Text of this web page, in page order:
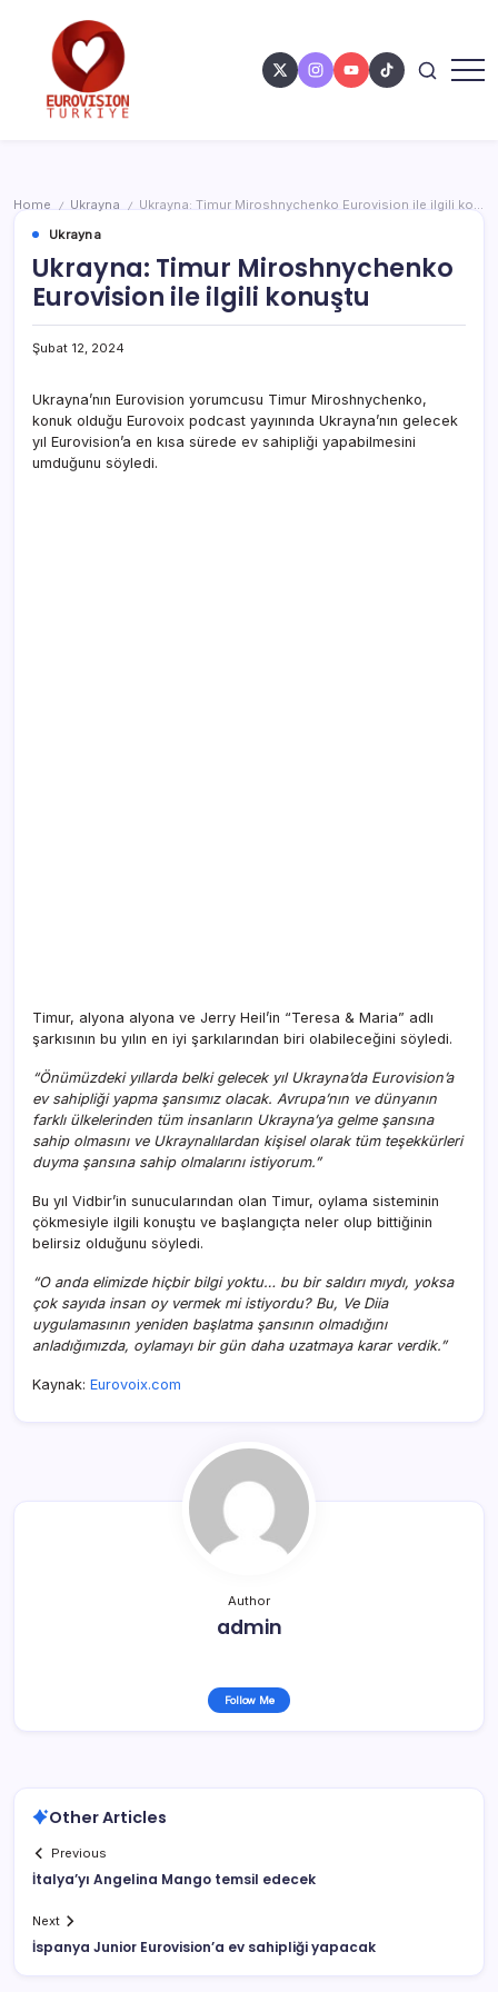
Home / Ukrayna /
Ukrayna: Timur Miroshnychenko Eurovision ile ilgili konuştu
Ukrayna
Ukrayna: Timur Miroshnychenko
Eurovision ile ilgili konuştu
Şubat 12, 2024
Ukrayna’nın Eurovision yorumcusu Timur Miroshnychenko,
konuk olduğu Eurovoix podcast yayınında Ukrayna’nın gelecek
yıl Eurovision’a en kısa sürede ev sahipliği yapabilmesini
umduğunu söyledi.
Timur, alyona alyona ve Jerry Heil’in “Teresa & Maria” adlı
şarkısının bu yılın en iyi şarkılarından biri olabileceğini söyledi.
“Önümüzdeki yıllarda belki gelecek yıl Ukrayna’da Eurovision’a
ev sahipliği yapma şansımız olacak. Avrupa’nın ve dünyanın
farklı ülkelerinden tüm insanların Ukrayna’ya gelme şansına
sahip olmasını ve Ukraynalılardan kişisel olarak tüm teşekkürleri
duyma şansına sahip olmalarını istiyorum.”
Bu yıl Vidbir’in sunucularından olan Timur, oylama sisteminin
çökmesiyle ilgili konuştu ve başlangıçta neler olup bittiğinin
belirsiz olduğunu söyledi.
“O anda elimizde hiçbir bilgi yoktu… bu bir saldırı mıydı, yoksa
çok sayıda insan oy vermek mi istiyordu? Bu, Ve Diia
uygulamasının yeniden başlatma şansının olmadığını
anladığımızda, oylamayı bir gün daha uzatmaya karar verdik.”
Kaynak: Eurovoix.com
Author
admin
Follow Me
Other Articles
Previous
İtalya’yı Angelina Mango temsil edecek
Next
İspanya Junior Eurovision’a ev sahipliği yapacak